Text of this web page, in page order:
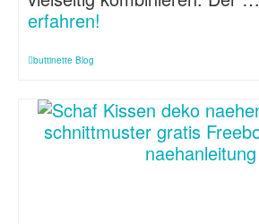
erfahren!
buttinette Blog